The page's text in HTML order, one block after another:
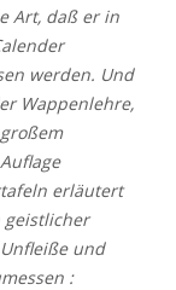
Art, daß er in
werden. Und
Wappenlehre,
erläutert
geistlicher
und
: